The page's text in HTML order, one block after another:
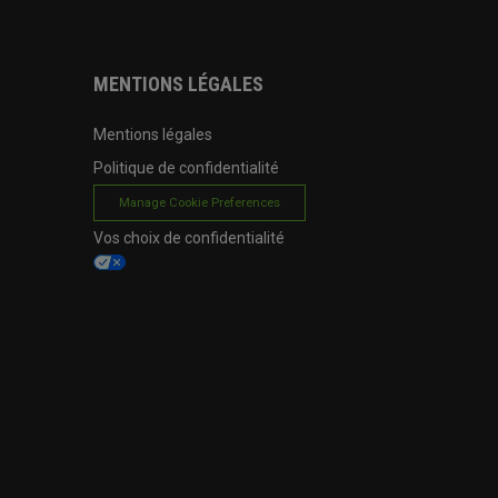
MENTIONS LÉGALES
Mentions légales
Politique de confidentialité
Manage Cookie Preferences
Vos choix de confidentialité